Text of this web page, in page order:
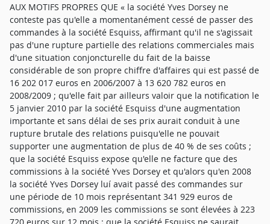
AUX MOTIFS PROPRES QUE « la société Yves Dorsey ne
conteste pas qu'elle a momentanément cessé de passer des
commandes à la société Esquiss, affirmant qu'il ne s'agissait
pas d'une rupture partielle des relations commerciales mais
d'une situation conjoncturelle du fait de la baisse
considérable de son propre chiffre d'affaires qui est passé de
16 202 017 euros en 2006/2007 à 13 620 782 euros en
2008/2009 ; qu'elle fait par ailleurs valoir que la notification le
5 janvier 2010 par la société Esquiss d'une augmentation
importante et sans délai de ses prix aurait conduit à une
rupture brutale des relations puisqu'elle ne pouvait
supporter une augmentation de plus de 40 % de ses coûts ;
que la société Esquiss expose qu'elle ne facture que des
commissions à la société Yves Dorsey et qu'alors qu'en 2008
la société Yves Dorsey luí avait passé des commandes sur
une période de 10 mois représentant 341 929 euros de
commissions, en 2009 les commissions se sont élevées à 223